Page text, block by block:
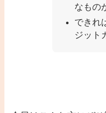
なもの
できれ
ジット